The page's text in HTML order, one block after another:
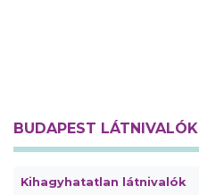
BUDAPEST LÁTNIVALÓK
Kihagyhatatlan látnivalók